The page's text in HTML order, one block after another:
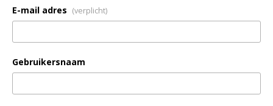
E-mail adres (verplicht)
Gebruikersnaam